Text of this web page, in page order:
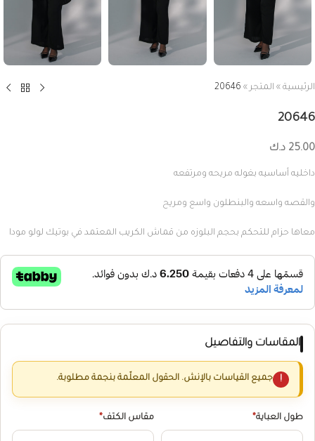
الرئيسية » المتجر »
20646
20646
25.00 د.ك
داخليه أساسيه بغوله مريحه ومرتفعه
والقصه واسعه والبنطلون واسع ومريح
معاها حزام للتحكم بحجم البلوزه من قماش الكريب المعتمد في بوتيك لولو مودا
المقاسات والتفاصيل
جميع القياسات بالإنش. الحقول المعلّمة بنجمة مطلوبة.
طول العباية* مقاس الكتف*